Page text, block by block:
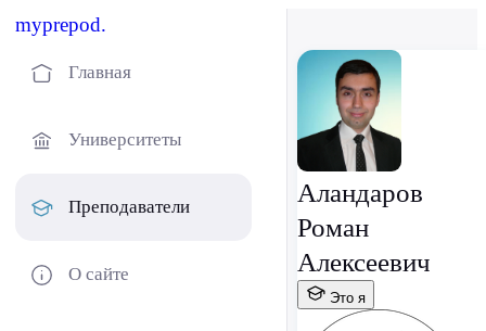
myprepod.
Главная
Университеты
Преподаватели
О сайте
Аландаров
Роман
Алексеевич
Это я